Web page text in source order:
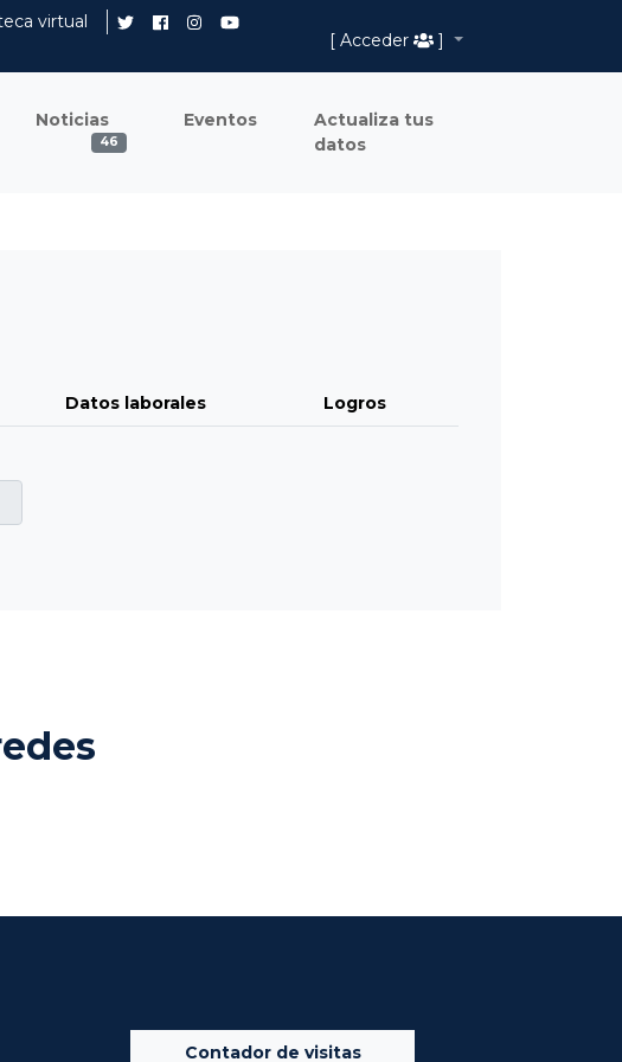
virtual
[ Acceder
]
Noticias
46
Eventos
Actualiza tus
datos
Datos laborales Logros
Contador de visitas